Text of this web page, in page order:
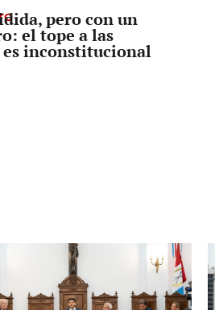
pero con un
el tope a las
inconstitucional